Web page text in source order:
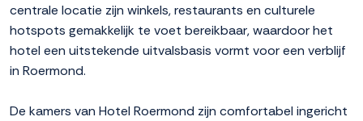
centrale locatie zijn winkels, restaurants en culturele
hotspots gemakkelijk te voet bereikbaar, waardoor het
hotel een uitstekende uitvalsbasis vormt voor een verblijf
in Roermond.
De kamers van Hotel Roermond zijn comfortabel ingericht